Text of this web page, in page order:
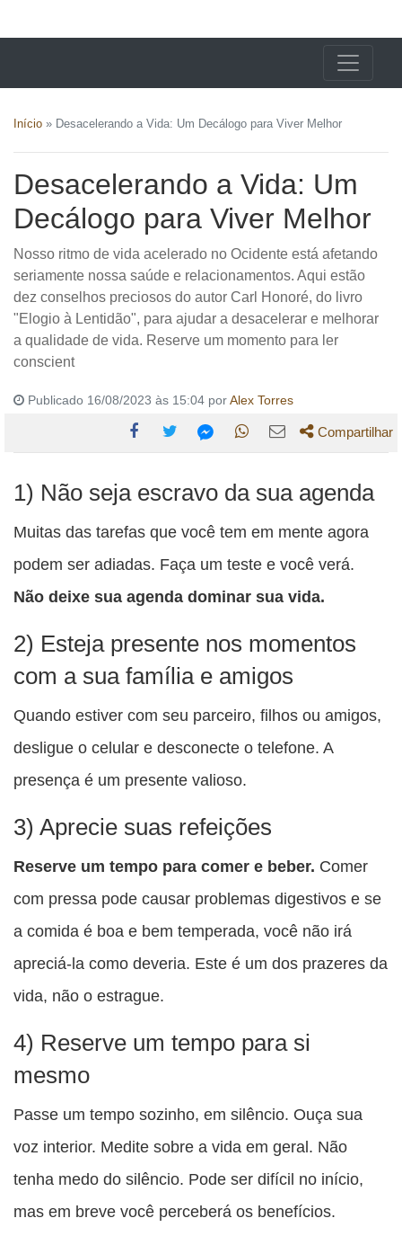
Início » Desacelerando a Vida: Um Decálogo para Viver Melhor
Desacelerando a Vida: Um
Decálogo para Viver Melhor
Nosso ritmo de vida acelerado no Ocidente está afetando
seriamente nossa saúde e relacionamentos. Aqui estão
dez conselhos preciosos do autor Carl Honoré, do livro
"Elogio à Lentidão", para ajudar a desacelerar e melhorar
a qualidade de vida. Reserve um momento para ler
conscient
Publicado 16/08/2023 às 15:04 porAlex Torres
esta
com
Facebook
esta
com
Twitter
esta
Messenger
esta
com
WhatsApp
esta
com
Email
Compartilhar
1) Não seja escravo da sua agenda
Muitas das tarefas que você tem em mente agora
podem ser adiadas. Faça um teste e você verá.
Não deixe sua agenda dominar sua vida.
2) Esteja presente nos momentos
com a sua família e amigos
Quando estiver com seu parceiro, filhos ou amigos,
desligue o celular e desconecte o telefone. A
presença é um presente valioso.
3) Aprecie suas refeições
Reserve um tempo para comer e beber. Comer
com pressa pode causar problemas digestivos e se
a comida é boa e bem temperada, você não irá
apreciá-la como deveria. Este é um dos prazeres da
vida, não o estrague.
4) Reserve um tempo para si
mesmo
Passe um tempo sozinho, em silêncio. Ouça sua
voz interior. Medite sobre a vida em geral. Não
tenha medo do silêncio. Pode ser difícil no início,
mas em breve você perceberá os benefícios.